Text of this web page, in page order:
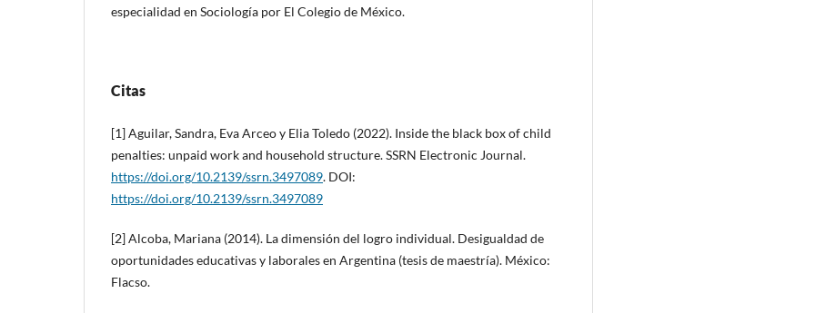
especialidad en Sociología por El Colegio de México.
Citas
[1] Aguilar, Sandra, Eva Arceo y Elia Toledo (2022). Inside the black box of child
penalties: unpaid work and household structure. SSRN Electronic Journal.
https://doi.org/10.2139/ssrn.3497089. DOI:
https://doi.org/10.2139/ssrn.3497089
[2] Alcoba, Mariana (2014). La dimensión del logro individual. Desigualdad de
oportunidades educativas y laborales en Argentina (tesis de maestría). México:
Flacso.